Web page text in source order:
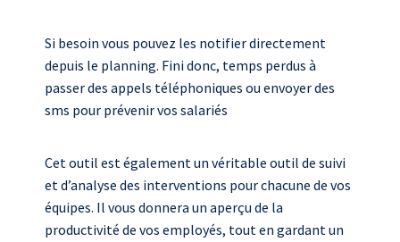
Si besoin vous pouvez les notifier directement
depuis le planning. Fini donc, temps perdus à
passer des appels téléphoniques ou envoyer des
sms pour prévenir vos salariés
Cet outil est également un véritable outil de suivi
et d’analyse des interventions pour chacune de vos
équipes. Il vous donnera un aperçu de la
productivité de vos employés, tout en gardant un